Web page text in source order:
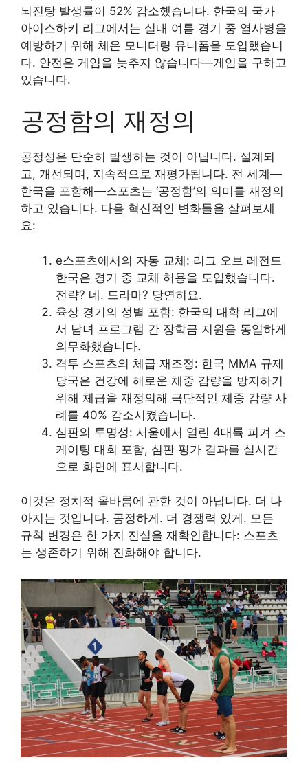
뇌진탕 발생률이 52% 감소했습니다. 한국의 국가
아이스하키 리그에서는 실내 여름 경기 중 열사병을
예방하기 위해 체온 모니터링 유니폼을 도입했습니
다. 안전은 게임을 늦추지 않습니다—게임을 구하고
있습니다.
공정함의 재정의
공정성은 단순히 발생하는 것이 아닙니다. 설계되
고, 개선되며, 지속적으로 재평가됩니다. 전 세계—
한국을 포함해—스포츠는 ‘공정함’의 의미를 재정의
하고 있습니다. 다음 혁신적인 변화들을 살펴보세
요:
e스포츠에서의 자동 교체: 리그 오브 레전드
한국은 경기 중 교체 허용을 도입했습니다.
전략? 네. 드라마? 당연히요.
육상 경기의 성별 포함: 한국의 대학 리그에
서 남녀 프로그램 간 장학금 지원을 동일하게
의무화했습니다.
격투 스포츠의 체급 재조정: 한국 MMA 규제
당국은 건강에 해로운 체중 감량을 방지하기
위해 체급을 재정의해 극단적인 체중 감량 사
례를 40% 감소시켰습니다.
심판의 투명성: 서울에서 열린 4대륙 피겨 스
케이팅 대회 포함, 심판 평가 결과를 실시간
으로 화면에 표시합니다.
이것은 정치적 올바름에 관한 것이 아닙니다. 더 나
아지는 것입니다. 공정하게. 더 경쟁력 있게. 모든
규칙 변경은 한 가지 진실을 재확인합니다: 스포츠
는 생존하기 위해 진화해야 합니다.